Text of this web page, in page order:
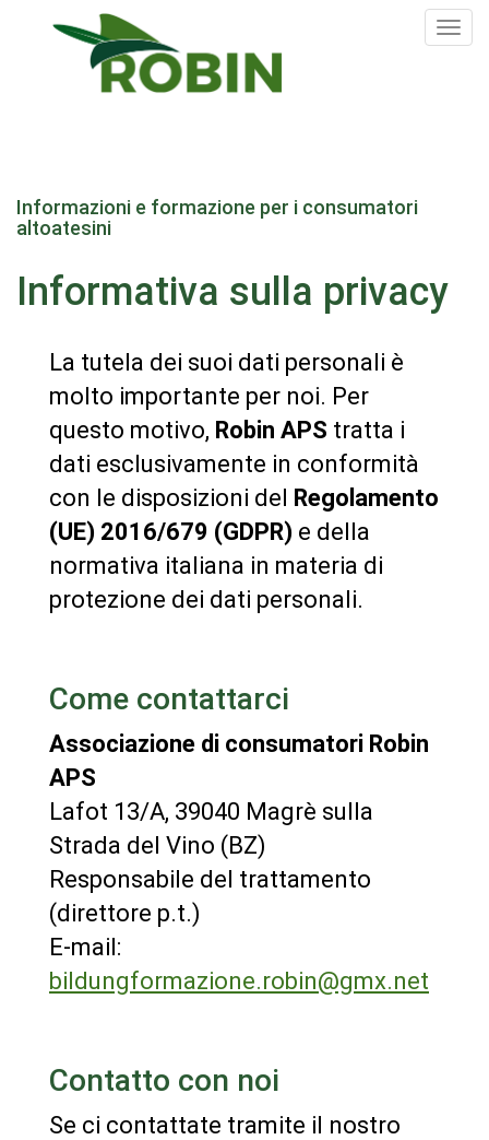
contenuto
Informazioni e formazione per i consumatori
altoatesini
Informativa sulla privacy
La tutela dei suoi dati personali è
molto importante per noi. Per
questo motivo, Robin APS tratta i
dati esclusivamente in conformità
con le disposizioni del Regolamento
(UE) 2016/679 (GDPR) e della
normativa italiana in materia di
protezione dei dati personali.
Come contattarci
Associazione di consumatori Robin
APS
Lafot 13/A, 39040 Magrè sulla
Strada del Vino (BZ)
Responsabile del trattamento
(direttore p.t.)
E-mail:
bildungformazione.robin@gmx.net
Contatto con noi
Se ci contattate tramite il nostro